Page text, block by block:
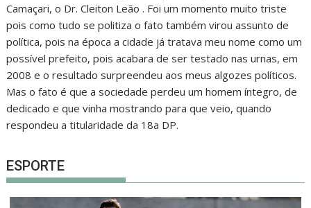
Camaçari, o Dr. Cleiton Leão . Foi um momento muito triste
pois como tudo se politiza o fato também virou assunto de
política, pois na época a cidade já tratava meu nome como um
possível prefeito, pois acabara de ser testado nas urnas, em
2008 e o resultado surpreendeu aos meus algozes políticos.
Mas o fato é que a sociedade perdeu um homem íntegro, de
dedicado e que vinha mostrando para que veio, quando
respondeu a titularidade da 18a DP.
ESPORTE